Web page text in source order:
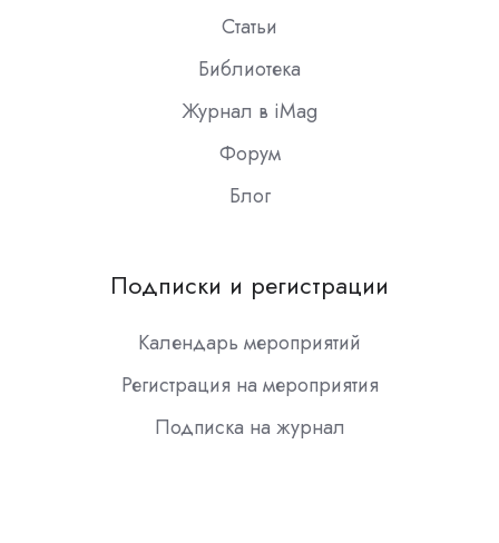
Статьи
Библиотека
Журнал в iMag
Форум
Блог
Подписки и регистрации
Календарь мероприятий
Регистрация на мероприятия
Подписка на журнал